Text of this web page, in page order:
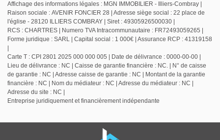
Affichage des informations légales : MGN IMMOBILIER - Illiers-Combray |
Raison sociale : AVENIR FONCIER 28 | Adresse siège social : 22 place de
l'église - 28120 ILLIERS COMBRAY | Siret : 49305926500030 |
RCS : CHARTRES | Numero TVA Intracommunautaire : FR72493059265 |
Forme juridique : SARL | Capital social : 1 000€ | Assurance RCP : 41319158
Carte T : CPI 2801 2025 000 000 005 | Date de délivrance : 0000-00-00 |
Lieu de délivrance : NC | Caisse de garantie financière : NC. | N° de caisse
de garantie : NC | Adresse caisse de garantie : NC | Montant de la garantie
financière : NC | Nom du médiateur : NC | Adresse du médiateur : NC |
Adresse du site : NC |
Entreprise juridiquement et financièrement indépendante